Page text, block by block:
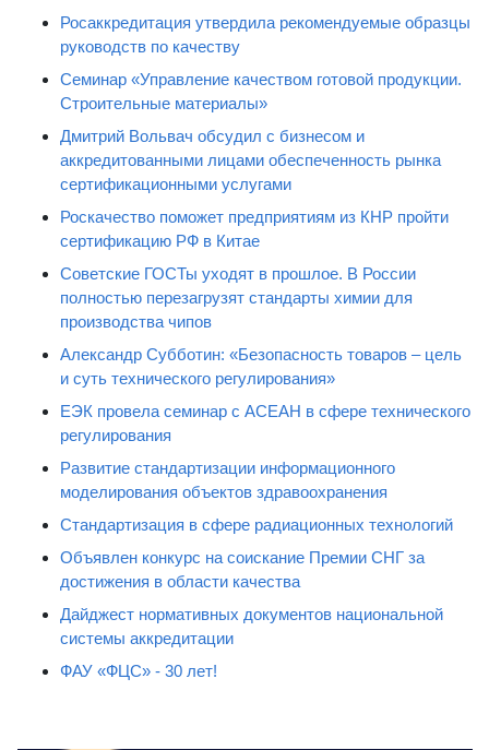
Росаккредитация утвердила рекомендуемые образцы
руководств по качеству
Семинар «Управление качеством готовой продукции.
Строительные материалы»
Дмитрий Вольвач обсудил с бизнесом и
аккредитованными лицами обеспеченность рынка
сертификационными услугами
Роскачество поможет предприятиям из КНР пройти
сертификацию РФ в Китае
Советские ГОСТы уходят в прошлое. В России
полностью перезагрузят стандарты химии для
производства чипов
Александр Субботин: «Безопасность товаров – цель
и суть технического регулирования»
ЕЭК провела семинар с АСЕАН в сфере технического
регулирования
Развитие стандартизации информационного
моделирования объектов здравоохранения
Стандартизация в сфере радиационных технологий
Объявлен конкурс на соискание Премии СНГ за
достижения в области качества
Дайджест нормативных документов национальной
системы аккредитации
ФАУ «ФЦС» - 30 лет!